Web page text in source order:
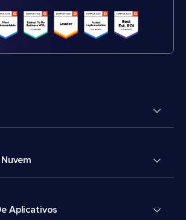
Aplicativos